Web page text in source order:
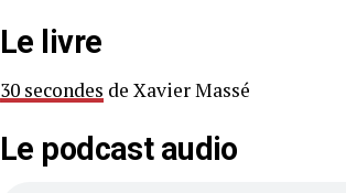
Le livre
30 secondes de Xavier Massé
Le podcast audio